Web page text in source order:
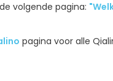
volgende pagina:
pagina voor alle